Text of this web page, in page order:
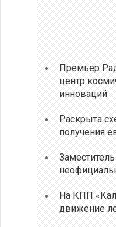
Премьер
центр
инноваций
Раскрыта
получения
На КПП
движение